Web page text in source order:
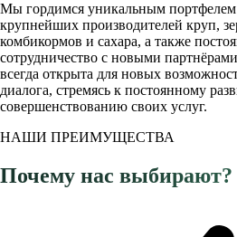
Мы гордимся уникальным
крупнейших производителей круп,
комбикормов и сахара, а также
сотрудничество с новыми
всегда открыта для новых
диалога, стремясь к постоянному
совершенствованию своих услуг.
НАШИ ПРЕИМУЩЕСТВА
Почему нас выбирают?